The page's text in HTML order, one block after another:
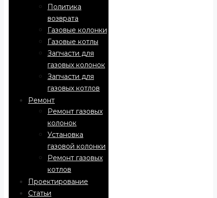
Политика
возврата
Газовые колонки
Газовые котлы
Запчасти для
газовых колонок
Запчасти для
газовых котлов
Ремонт
Ремонт газовых
колонок
Установка
газовой колонки
Ремонт газовых
котлов
Проектирование
Статьи